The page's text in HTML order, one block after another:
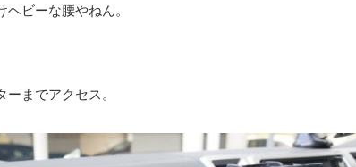
ビーな腰やねん。
までアクセス。